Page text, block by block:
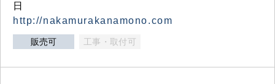
日
http://nakamurakanamono.com
販売可 工事・取付可